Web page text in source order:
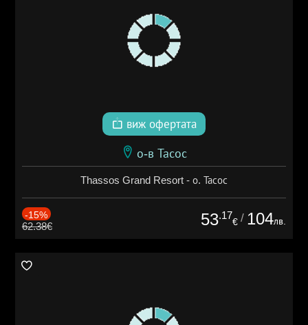
виж офертата
о-в Тасос
Thassos Grand Resort - о. Тасос
-15%
62.38€ 53.17
€ / 104лв.